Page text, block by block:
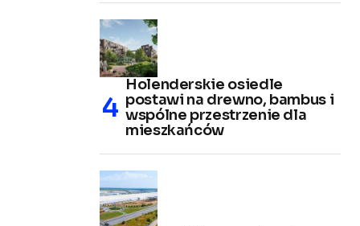
Holenderskie osiedle
postawi na drewno, bambus i
wspólne przestrzenie dla
mieszkańców